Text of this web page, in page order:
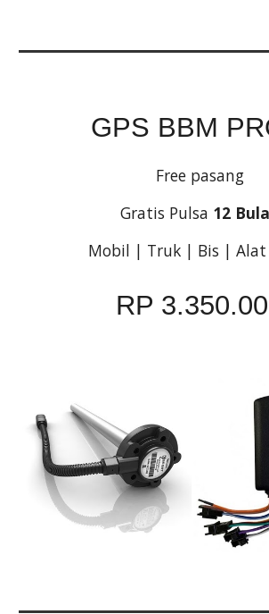
GPS BBM
Free pasang
Gratis Pulsa 12
Mobil | Truk | Bis | Alat
RP